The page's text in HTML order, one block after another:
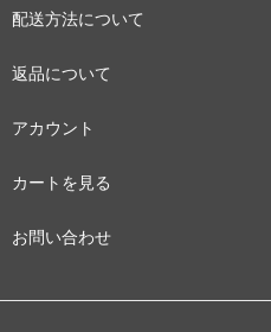
配送方法について
返品について
アカウント
カートを見る
お問い合わせ